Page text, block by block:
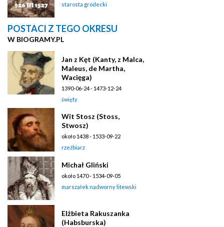
starosta gródecki
POSTACI Z TEGO OKRESU
W BIOGRAMY.PL
Jan z Kęt (Kanty, z Malca,
Maleus, de Martha,
Wacięga)
1390-06-24 - 1473-12-24
święty
Wit Stosz (Stoss,
Stwosz)
około 1438 - 1533-09-22
rzeźbiarz
Michał Gliński
około 1470 - 1534-09-05
marszałek nadworny litewski
Elżbieta Rakuszanka
(Habsburska)